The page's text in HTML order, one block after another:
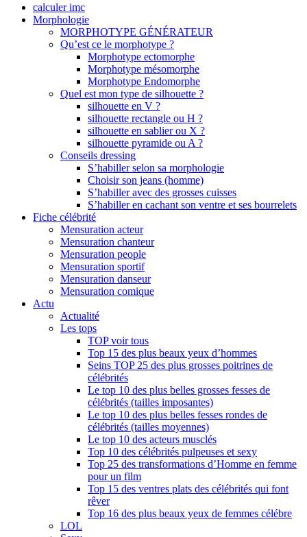
calculer imc
Morphologie
MORPHOTYPE GÉNÉRATEUR
Qu’est ce le morphotype ?
Morphotype ectomorphe
Morphotype mésomorphe
Morphotype Endomorphe
Quel est mon type de silhouette ?
silhouette en V ?
silhouette rectangle ou H ?
silhouette en sablier ou X ?
silhouette pyramide ou A ?
Conseils dressing
S’habiller selon sa morphologie
Choisir son jeans (homme)
S’habiller avec des grosses cuisses
S’habiller en cachant son ventre et ses bourrelets
Fiche célébrité
Mensuration acteur
Mensuration chanteur
Mensuration people
Mensuration sportif
Mensuration danseur
Mensuration comique
Actu
Actualité
Les tops
TOP voir tous
Top 15 des plus beaux yeux d’hommes
Seins TOP 25 des plus grosses poitrines de
célébrités
Le top 10 des plus belles grosses fesses de
célébrités (tailles imposantes)
Le top 10 des plus belles fesses rondes de
célébrités (tailles moyennes)
Le top 10 des acteurs musclés
Top 10 des célébrités pulpeuses et sexy
Top 25 des transformations d’Homme en femme
pour un film
Top 15 des ventres plats des célébrités qui font
rêver
Top 16 des plus beaux yeux de femmes célébre
LOL